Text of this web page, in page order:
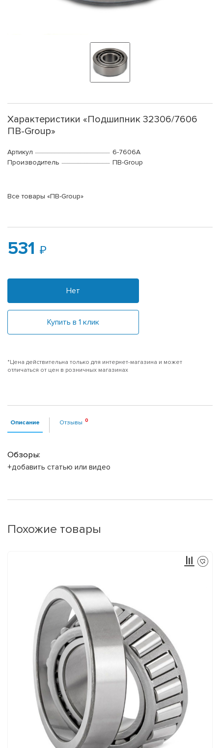
Характеристики «Подшипник 32306/7606
ПВ-Group»
Артикул
6-7606А
Производитель
ПВ-Group
Все товары «ПВ-Group»
531
Нет
Купить в 1 клик
*Цена действительна только для интернет-магазина и может
отличаться от цен в розничных магазинах
Описание Отзывы
Обзоры:
+добавить статью или видео
Похожие товары